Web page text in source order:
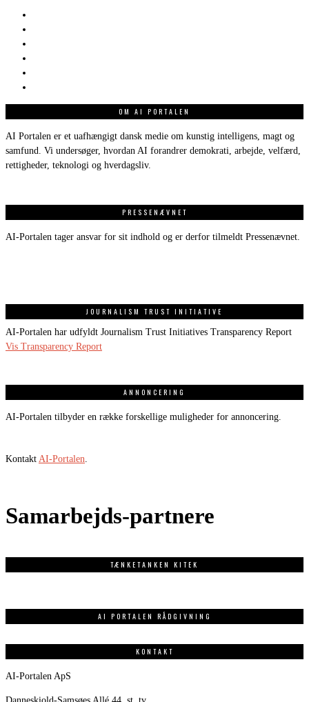
OM AI PORTALEN
AI Portalen er et uafhængigt dansk medie om kunstig intelligens, magt og
samfund. Vi undersøger, hvordan AI forandrer demokrati, arbejde, velfærd,
rettigheder, teknologi og hverdagsliv.
PRESSENÆVNET
AI-Portalen tager ansvar for sit indhold og er derfor tilmeldt Pressenævnet.
JOURNALISM TRUST INITIATIVE
AI-Portalen har udfyldt Journalism Trust Initiatives Transparency Report
Vis Transparency Report
ANNONCERING
AI-Portalen tilbyder en række forskellige muligheder for annoncering.
Kontakt AI-Portalen
Samarbejds-partnere
TÆNKETANKEN KITEK
AI PORTALEN RÅDGIVNING
KONTAKT
AI-Portalen ApS
Danneskiold-Samsøes Allé 44, st. tv.